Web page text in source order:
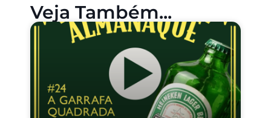
Veja Também...